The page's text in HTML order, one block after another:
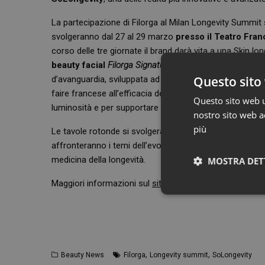
La partecipazione di Filorga al Milan Longevity
svolgeranno dal 27 al 29 marzo presso il Teatro
corso delle tre giornate il brand darà vita a una Skin
beauty facial Filorga Signature
d’avanguardia, sviluppata ad hoc dalla casa
faire francese all’efficacia dei protocolli skincare
luminosità e per supportare la riattivazione del
Le tavole rotonde si svolgeranno giovedì 27 marzo
affronteranno i temi dell’evoluzione dei prodotti e dei
medicina della longevità.
Maggiori informazioni sul sito Filorga
Beauty News Filorga, Longevity summit, SoLongevity
Questo
Questo sito web
nostro sito web
più
MOSTRA